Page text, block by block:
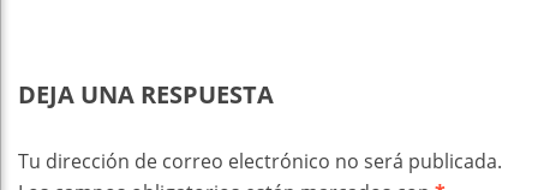
DEJA UNA RESPUESTA
Tu dirección de correo electrónico no será publicada.